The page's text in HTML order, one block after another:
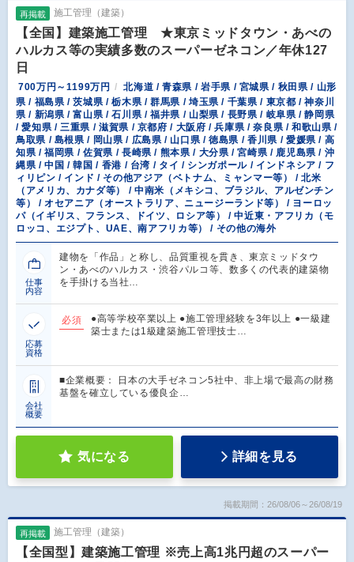
再掲載 施工管理（建築）
【全国】建築施工管理 ★東京ミッドタウン・あべの
ハルカス等の実績多数のスーパーゼネコン／年休127
日
700万円～1199万円
北海道 / 青森県 / 岩手県 / 宮城県 / 秋田県 / 山形
県 / 福島県 / 茨城県 / 栃木県 / 群馬県 / 埼玉県 / 千葉県 / 東京都 / 神奈川
県 / 新潟県 / 富山県 / 石川県 / 福井県 / 山梨県 / 長野県 / 岐阜県 / 静岡県
/ 愛知県 / 三重県 / 滋賀県 / 京都府 / 大阪府 / 兵庫県 / 奈良県 / 和歌山県 /
鳥取県 / 島根県 / 岡山県 / 広島県 / 山口県 / 徳島県 / 香川県 / 愛媛県 / 高
知県 / 福岡県 / 佐賀県 / 長崎県 / 熊本県 / 大分県 / 宮崎県 / 鹿児島県 / 沖
縄県 / 中国 / 韓国 / 香港 / 台湾 / タイ / シンガポール / インドネシア / フ
ィリピン / インド / その他アジア（ベトナム、ミャンマー等） / 北米
（アメリカ、カナダ等） / 中南米（メキシコ、ブラジル、アルゼンチン
等） / オセアニア（オーストラリア、ニュージーランド等） / ヨーロッ
パ（イギリス、フランス、ドイツ、ロシア等） / 中近東・アフリカ（モ
ロッコ、エジプト、UAE、南アフリカ等） / その他の海外
仕事
内容
建物を「作品」と称し、品質重視を貫き、東京ミッドタウ
ン・あべのハルカス・渋谷パルコ等、数多くの代表的建築物
を手掛ける当社…
応募
資格
必須
●高等学校卒業以上 ●施工管理経験を3年以上 ●一級建
築士または1級建築施工管理技士…
会社
概要
■企業概要： 日本の大手ゼネコン5社中、非上場で最高の財務
基盤を確立している優良企…
気になる 詳細を見る
掲載期間：26/08/06～26/08/19
再掲載 施工管理（建築）
【全国型】建築施工管理 ※売上高1兆円超のスーパー